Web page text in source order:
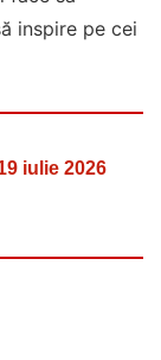
inspire pe cei
iulie 2026